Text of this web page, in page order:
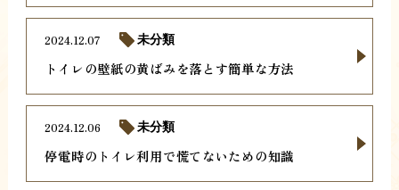
トイレの壁紙の黄ばみを落とす簡単な方法
2024.12.07 未分類
停電時のトイレ利用で慌てないための知識
2024.12.06 未分類